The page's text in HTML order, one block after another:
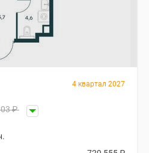
4 квартал 2027
₽